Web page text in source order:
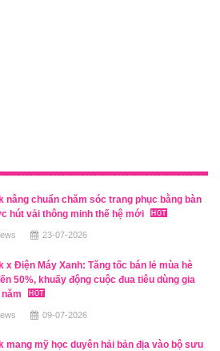
nâng chuẩn chăm sóc trang phục bằng bàn
hút vải thông minh thế hệ mới
23-07-2026
x Điện Máy Xanh: Tăng tốc bán lẻ mùa hè
50%, khuấy động cuộc đua tiêu dùng gia
09-07-2026
mang mỹ học duyên hải bản địa vào bộ sưu